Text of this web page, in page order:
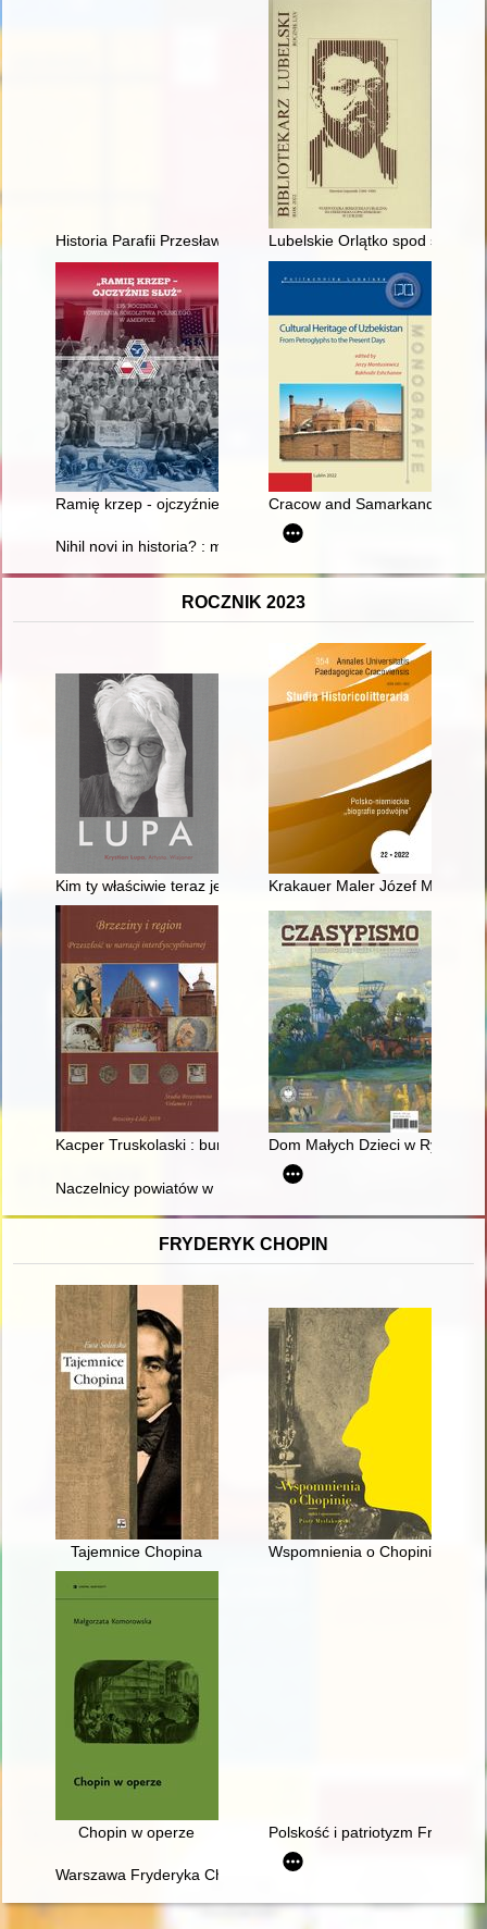
Historia Parafii Przesławice 1970-2020 : parafia
Lubelskie Orlątko spod
Ramię krzep - ojczyźnie służ" : 135. rocznica powstania
Cracow and Samarkand : two
Nihil novi in historia? : materiały z XXV Ogólnopolskiego
ROCZNIK 2023
Kim ty właściwie teraz jesteś?" Krakauer Maler Józef
Kacper Truskolaski : burmistrz Brzezin w latach 1834-1843
Dom Małych Dzieci w
Naczelnicy powiatów w Królestwie Polskim w opiniach
FRYDERYK CHOPIN
Tajemnice Chopina Wspomnienia o Chopinie. Cz. 1
Chopin w operze Polskość i patriotyzm
Warszawa Fryderyka Chopina